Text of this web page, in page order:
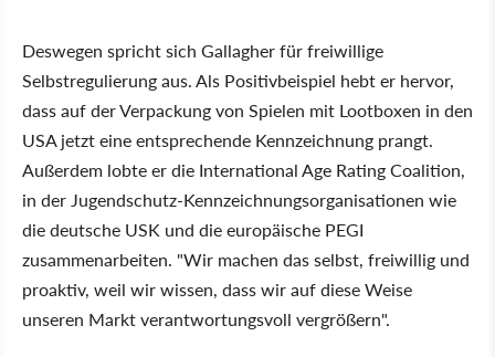
Deswegen spricht sich Gallagher für freiwillige
Selbstregulierung aus. Als Positivbeispiel hebt er hervor,
dass auf der Verpackung von Spielen mit Lootboxen in den
USA jetzt eine entsprechende Kennzeichnung prangt.
Außerdem lobte er die International Age Rating Coalition,
in der Jugendschutz-Kennzeichnungsorganisationen wie
die deutsche USK und die europäische PEGI
zusammenarbeiten. "Wir machen das selbst, freiwillig und
proaktiv, weil wir wissen, dass wir auf diese Weise
unseren Markt verantwortungsvoll vergrößern".